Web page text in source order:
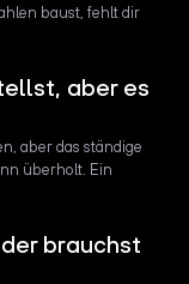
baust, fehlt dir
aber es
aber das ständige
überholt. Ein
brauchst